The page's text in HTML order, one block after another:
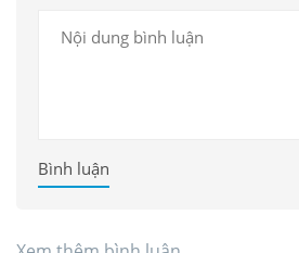
Bình luận